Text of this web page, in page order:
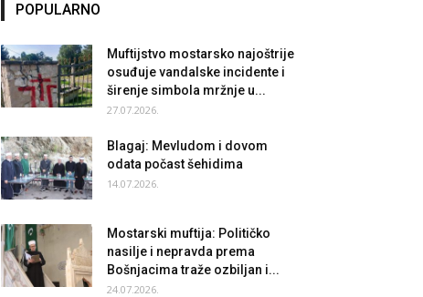
POPULARNO
Muftijstvo mostarsko najoštrije
osuđuje vandalske incidente i
širenje simbola mržnje u...
27.07.2026.
Blagaj: Mevludom i dovom
odata počast šehidima
14.07.2026.
Mostarski muftija: Političko
nasilje i nepravda prema
Bošnjacima traže ozbiljan i...
24.07.2026.